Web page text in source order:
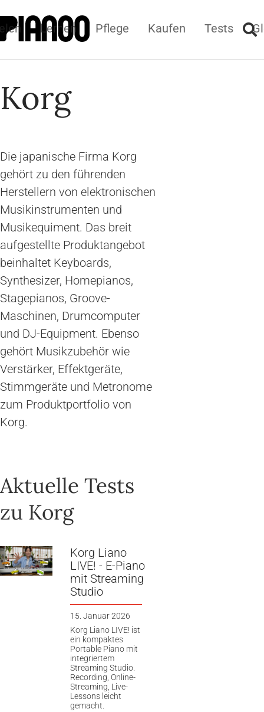
Lernen Pflege Kaufen Tests
Korg
Die japanische Firma Korg
gehört zu den führenden
Herstellern von elektronischen
Musikinstrumenten und
Musikequiment. Das breit
aufgestellte Produktangebot
beinhaltet Keyboards,
Synthesizer, Homepianos,
Stagepianos, Groove-
Maschinen, Drumcomputer
und DJ-Equipment. Ebenso
gehört Musikzubehör wie
Verstärker, Effektgeräte,
Stimmgeräte und Metronome
zum Produktportfolio von
Korg.
Aktuelle Tests
zu Korg
Korg Liano
LIVE! - E-Piano
mit Streaming
Studio
15. Januar 2026
Korg Liano LIVE! ist
ein kompaktes
Portable Piano mit
integriertem
Streaming Studio.
Recording, Online-
Streaming, Live-
Lessons leicht
gemacht.